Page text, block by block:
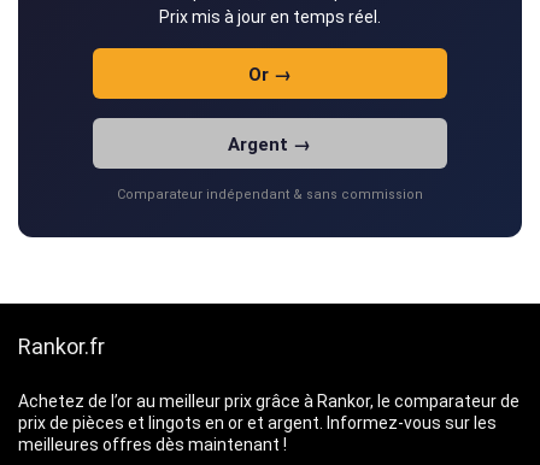
Prix mis à jour en temps réel.
Or →
Argent →
Comparateur indépendant & sans commission
Rankor.fr
Achetez de l’or au meilleur prix grâce à Rankor, le comparateur de
prix de pièces et lingots en or et argent. Informez-vous sur les
meilleures offres dès maintenant !